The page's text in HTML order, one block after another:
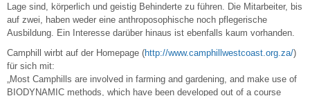
Lage sind, körperlich und geistig Behinderte zu führen. Die Mitarbeiter, bis
auf zwei, haben weder eine anthroposophische noch pflegerische
Ausbildung. Ein Interesse darüber hinaus ist ebenfalls kaum vorhanden.
Camphill wirbt auf der Homepage (http://www.camphillwestcoast.org.za/)
für sich mit:
„Most Camphills are involved in farming and gardening, and make use of
BIODYNAMIC methods, which have been developed out of a course